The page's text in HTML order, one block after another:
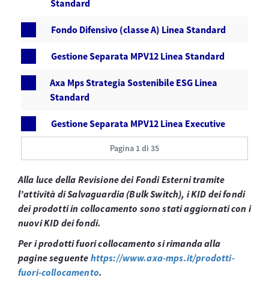
Standard
Fondo Difensivo (classe A) Linea Standard
Gestione Separata MPV12 Linea Standard
Axa Mps Strategia Sostenibile ESG Linea
Standard
Gestione Separata MPV12 Linea Executive
Pagina 1 di 35
Alla luce della Revisione dei Fondi Esterni tramite
l’attività di Salvaguardia (Bulk Switch), i KID dei fondi
dei prodotti in collocamento sono stati aggiornati con i
nuovi KID dei fondi.
Per i prodotti fuori collocamento si rimanda alla
pagine seguente https://www.axa-mps.it/prodotti-
fuori-collocamento.